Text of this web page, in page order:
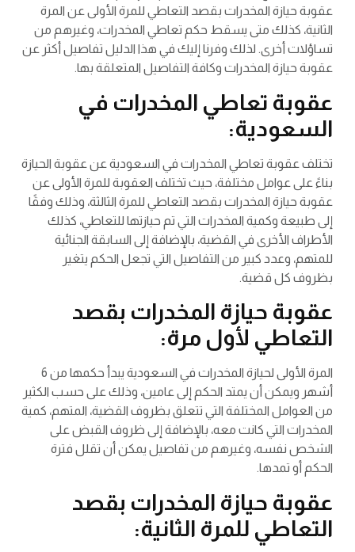
عقوبة حيازة المخدرات بقصد التعاطي للمرة الأولى عن المرة
الثانية، كذلك متى يسقط حكم تعاطي المخدرات، وغيرهم من
تساؤلات أخرى. لذلك وفرنا إليك في هذا الدليل تفاصيل أكثر عن
عقوبة حيازة المخدرات وكافة التفاصيل المتعلقة بها.
عقوبة تعاطي المخدرات في
السعودية:
تختلف عقوبة تعاطي المخدرات في السعودية عن عقوبة الحيازة
بناءً على عوامل مختلفة، حيث تختلف العقوبة للمرة الأولى عن
عقوبة حيازة المخدرات بقصد التعاطي للمرة الثالثة، وذلك وفقًا
إلى طبيعة وكمية المخدرات التي تم حيازتها للتعاطي، كذلك
الأطراف الأخرى في القضية، بالإضافة إلى السابقة الجنائية
للمتهم، وعدد كبير من التفاصيل التي تجعل الحكم يتغير
بظروف كل قضية.
عقوبة حيازة المخدرات بقصد
التعاطي لأول مرة:
المرة الأولى لحيازة المخدرات في السعودية يبدأ حكمها من 6
أشهر ويمكن أن يمتد الحكم إلى عامين، وذلك على حسب الكثير
من العوامل المختلفة التي تتعلق بظروف القضية، المتهم، كمية
المخدرات التي كانت معه، بالإضافة إلى ظروف القبض على
الشخص نفسه، وغيرهم من تفاصيل يمكن أن تقلل فترة
الحكم أو تمدها.
عقوبة حيازة المخدرات بقصد
التعاطي للمرة الثانية: